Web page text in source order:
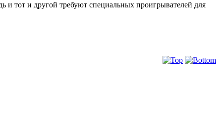
и тот и другой требуют специальных проигрывателей для